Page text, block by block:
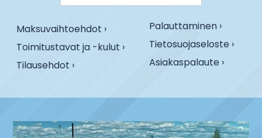
Maksuvaihtoehdot ›
Toimitustavat ja -kulut ›
Tilausehdot ›
Palauttaminen ›
Tietosuojaseloste ›
Asiakaspalaute ›